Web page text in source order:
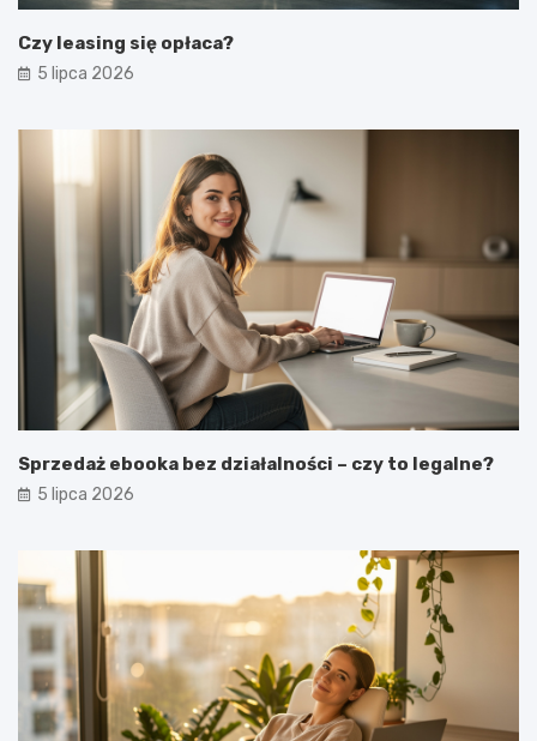
Czy leasing się opłaca?
5 lipca 2026
Sprzedaż ebooka bez działalności – czy to legalne?
5 lipca 2026